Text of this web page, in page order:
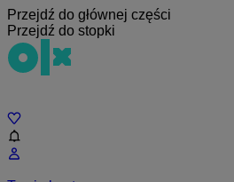
Przejdź do głównej części
Przejdź do stopki